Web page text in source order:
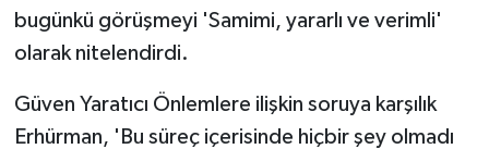
bugünkü görüşmeyi 'Samimi, yararlı ve verimli'
olarak nitelendirdi.
Güven Yaratıcı Önlemlere ilişkin soruya karşılık
Erhürman, 'Bu süreç içerisinde hiçbir şey olmadı